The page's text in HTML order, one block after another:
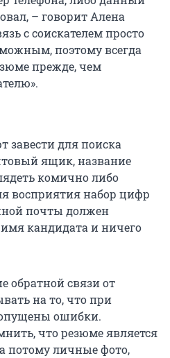
– говорит Алена
с соискателем просто
поэтому всегда
прежде, чем
завести для поиска
ящик, название
комично либо
восприятия набор цифр
почты должен
кандидата и ничего
обратной связи от
на то, что при
ошибки.
что резюме является
потому личные фото,